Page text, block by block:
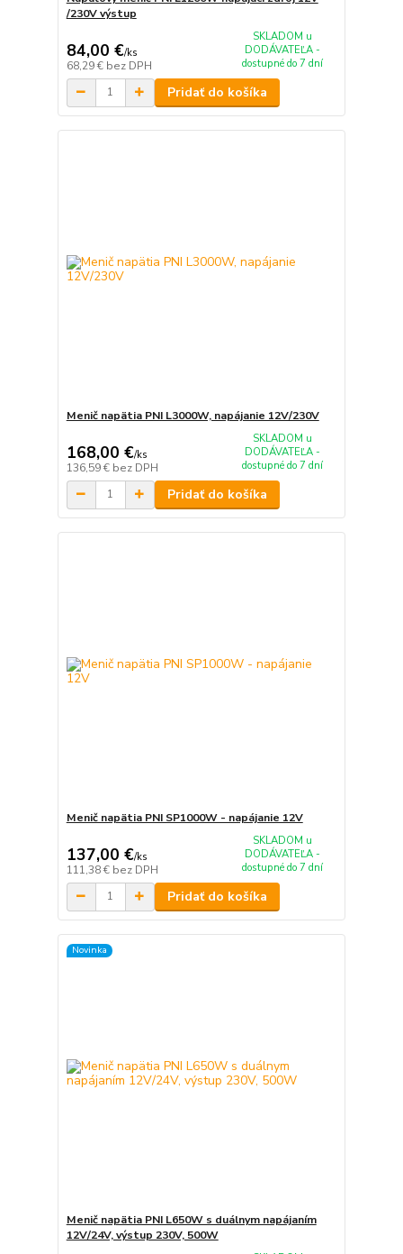
/230V výstup
84,00 €/ks
68,29 € bez DPH
SKLADOM u
DODÁVATEĽA -
dostupné do 7 dní
Pridať do košíka
Menič napätia PNI L3000W, napájanie 12V/230V
168,00 €/ks
136,59 € bez DPH
SKLADOM u
DODÁVATEĽA -
dostupné do 7 dní
Pridať do košíka
Menič napätia PNI SP1000W - napájanie 12V
137,00 €/ks
111,38 € bez DPH
SKLADOM u
DODÁVATEĽA -
dostupné do 7 dní
Pridať do košíka
Novinka
Menič napätia PNI L650W s duálnym napájaním
12V/24V, výstup 230V, 500W